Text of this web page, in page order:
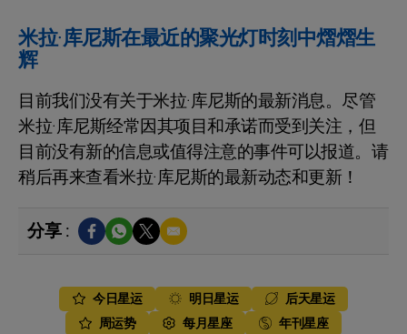
米拉·库尼斯在最近的聚光灯时刻中熠熠生
辉
目前我们没有关于米拉·库尼斯的最新消息。尽管
米拉·库尼斯经常因其项目和承诺而受到关注，但
目前没有新的信息或值得注意的事件可以报道。请
稍后再来查看米拉·库尼斯的最新动态和更新！
分享 :
今日星运 明日星运
后天星运
周运势
每月星座
年刊星座